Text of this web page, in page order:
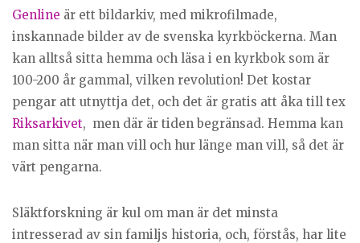
Genline är ett bildarkiv, med mikrofilmade,
inskannade bilder av de svenska kyrkböckerna. Man
kan alltså sitta hemma och läsa i en kyrkbok som är
100-200 år gammal, vilken revolution! Det kostar
pengar att utnyttja det, och det är gratis att åka till tex
Riksarkivet, men där är tiden begränsad. Hemma kan
man sitta när man vill och hur länge man vill, så det är
värt pengarna.
Släktforskning är kul om man är det minsta
intresserad av sin familjs historia, och, förstås, har lite